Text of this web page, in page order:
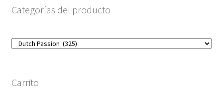
Categorías del producto
Carrito